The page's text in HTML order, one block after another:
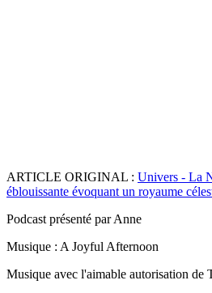
ARTICLE ORIGINAL : Univers - La
éblouissante évoquant un royaume
Podcast présenté par Anne
Musique : A Joyful Afternoon
Musique avec l'aimable autorisation de